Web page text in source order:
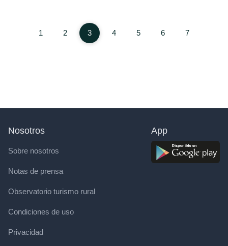
1 2 3 4 5 6 7
Nosotros
Sobre nosotros
Notas de prensa
Observatorio turismo rural
Condiciones de uso
Privacidad
App